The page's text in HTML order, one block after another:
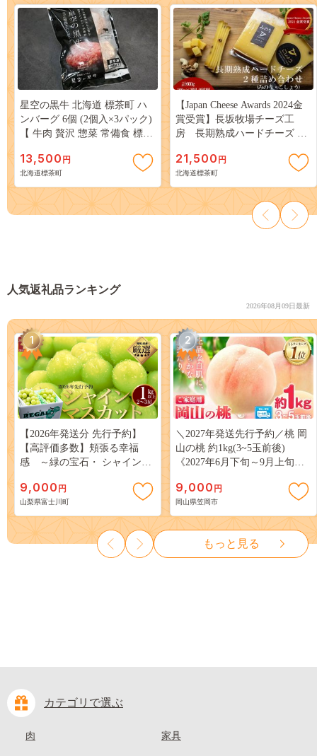
星空の黒牛 北海道 標茶町 ハ
ンバーグ 6個 (2個入×3パック)
【 牛肉 贅沢 惣菜 常備食 標茶
13,500 円
北海道標茶町
【Japan Cheese Awards 2024金
賞受賞】長坂牧場チーズ工
房 長期熟成ハードチーズ み
【 ナチュラルチーズ 乳製品
発酵 熟成 グルメ ギフト お取
り寄せ 標茶町 北海道 】
016641_AG005
21,500 円
北海道標茶町
人気返礼品ランキング
2026年08月09日最新
1
【2026年発送分 先行予約】
【高評価多数】頬張る幸福
感 ～緑の宝石・ シャインマ
３房） フルーツ 山梨県産 果
物 くだもの シャイン マスカ
ット ぶどう ブドウ 葡萄 大粒
種なし 先行予約 富士川町
10000円 一万円 9000円 九千円
9,000 円
山梨県富士川町
2
＼2027年発送先行予約／桃 岡
山の桃 約1kg(3~5玉前後)
《2027年6月下旬～9月上旬頃
岡山 はくとう スイーツ フル
ーツ 果物 デザート 旬 モモ も
も 先行予約 送料無料 果物 岡
山県 笠岡市 清水白桃 白鳳 白
麗 クール便---
kasaoka_zsy_419_100---
9,000 円
岡山県笠岡市
もっと見る
カテゴリで選ぶ
肉 家具